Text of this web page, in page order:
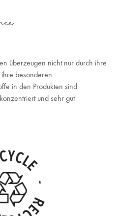
überzeugen nicht nur durch ihre
besonderen
in den Produkten sind
und sehr gut